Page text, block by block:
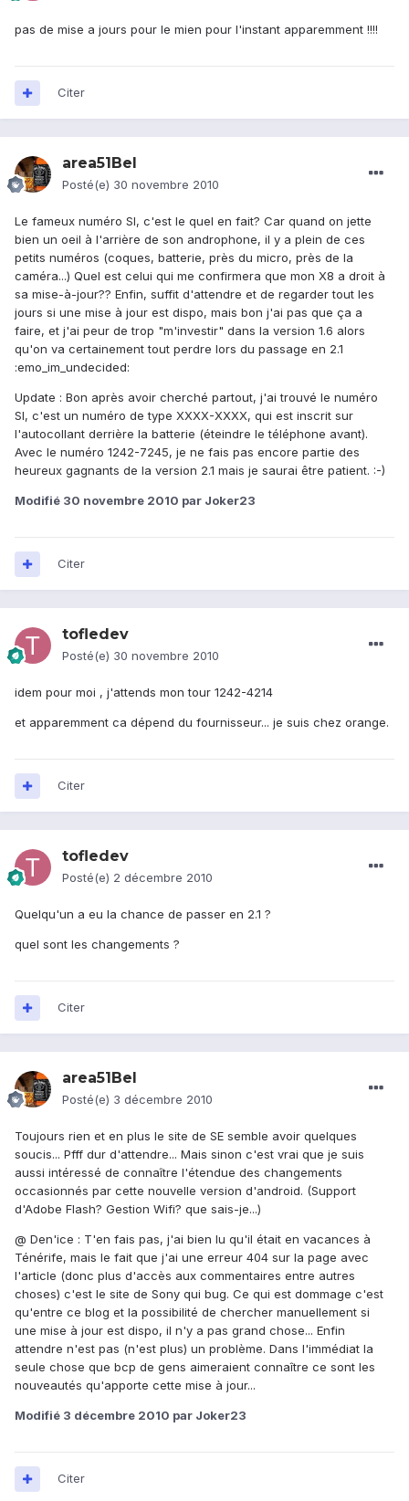
pas de mise a jours pour le mien pour l'instant apparemment !!!!
Citer
area51Bel
Posté(e) 30 novembre 2010
Le fameux numéro SI, c'est le quel en fait? Car quand on jette
bien un oeil à l'arrière de son androphone, il y a plein de ces
petits numéros (coques, batterie, près du micro, près de la
caméra...) Quel est celui qui me confirmera que mon X8 a droit à
sa mise-à-jour?? Enfin, suffit d'attendre et de regarder tout les
jours si une mise à jour est dispo, mais bon j'ai pas que ça a
faire, et j'ai peur de trop "m'investir" dans la version 1.6 alors
qu'on va certainement tout perdre lors du passage en 2.1
:emo_im_undecided:
Update : Bon après avoir cherché partout, j'ai trouvé le numéro
SI, c'est un numéro de type XXXX-XXXX, qui est inscrit sur
l'autocollant derrière la batterie (éteindre le téléphone avant).
Avec le numéro 1242-7245, je ne fais pas encore partie des
heureux gagnants de la version 2.1 mais je saurai être patient. :-)
Modifié 30 novembre 2010 par Joker23
Citer
tofledev
Posté(e) 30 novembre 2010
idem pour moi , j'attends mon tour 1242-4214
et apparemment ca dépend du fournisseur... je suis chez orange.
Citer
tofledev
Posté(e) 2 décembre 2010
Quelqu'un a eu la chance de passer en 2.1 ?
quel sont les changements ?
Citer
area51Bel
Posté(e) 3 décembre 2010
Toujours rien et en plus le site de SE semble avoir quelques
soucis... Pfff dur d'attendre... Mais sinon c'est vrai que je suis
aussi intéressé de connaître l'étendue des changements
occasionnés par cette nouvelle version d'android. (Support
d'Adobe Flash? Gestion Wifi? que sais-je...)
@ Den'ice : T'en fais pas, j'ai bien lu qu'il était en vacances à
Ténérife, mais le fait que j'ai une erreur 404 sur la page avec
l'article (donc plus d'accès aux commentaires entre autres
choses) c'est le site de Sony qui bug. Ce qui est dommage c'est
qu'entre ce blog et la possibilité de chercher manuellement si
une mise à jour est dispo, il n'y a pas grand chose... Enfin
attendre n'est pas (n'est plus) un problème. Dans l'immédiat la
seule chose que bcp de gens aimeraient connaître ce sont les
nouveautés qu'apporte cette mise à jour...
Modifié 3 décembre 2010 par Joker23
Citer